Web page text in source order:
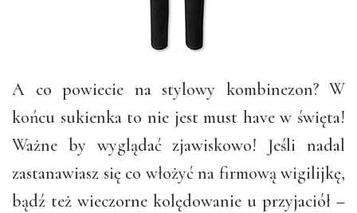
A co powiecie na stylowy kombinezon? W
końcu sukienka to nie jest must have w święta!
Ważne by wyglądać zjawiskowo! Jeśli nadal
zastanawiasz się co włożyć na firmową wigilijkę,
bądź też wieczorne kolędowanie u przyjaciół –